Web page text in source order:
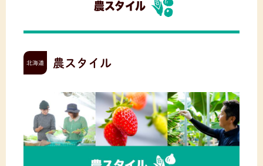
農スタイル
北海道 農スタイル